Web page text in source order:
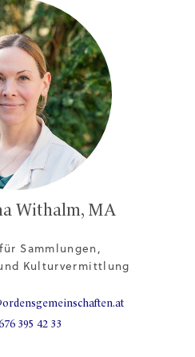
Withalm, MA
Sammlungen,
Kulturvermittlung
395 42 33